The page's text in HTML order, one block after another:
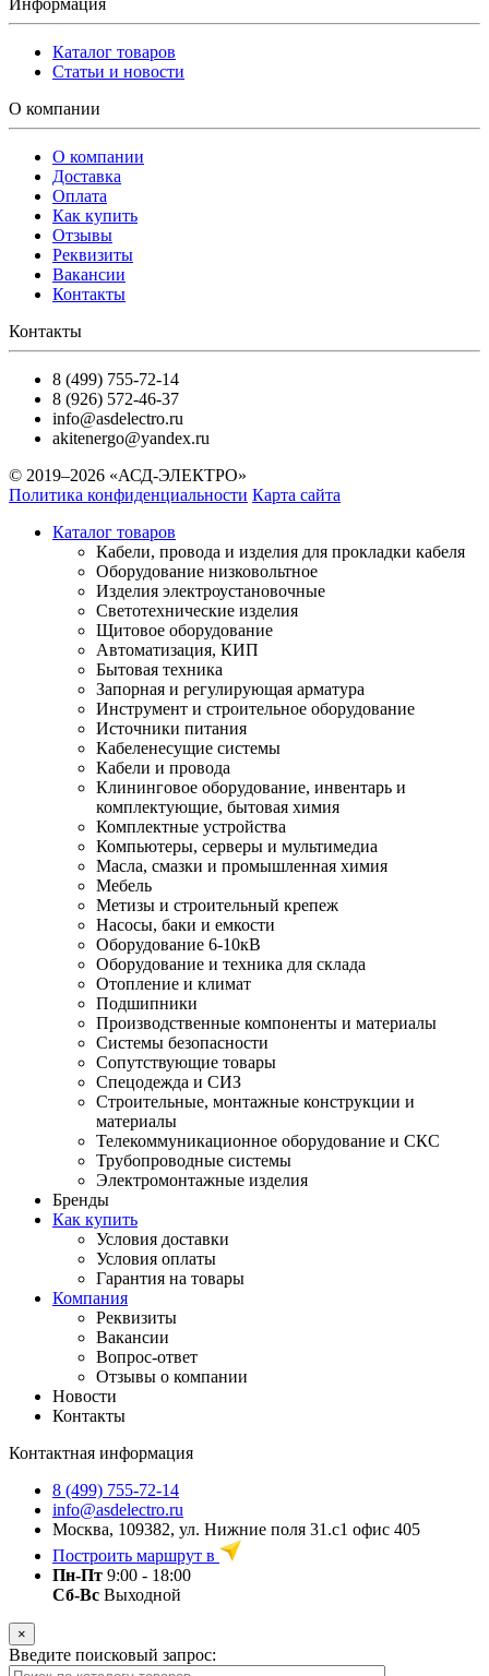
Информация
Каталог товаров
Статьи и новости
О компании
О компании
Доставка
Оплата
Как купить
Отзывы
Реквизиты
Вакансии
Контакты
Контакты
8 (499) 755-72-14
8 (926) 572-46-37
info@asdelectro.ru
akitenergo@yandex.ru
© 2019–2026 «АСД-ЭЛЕКТРО»
Политика конфиденциальности Карта сайта
Каталог товаров
Кабели, провода и изделия для прокладки кабеля
Оборудование низковольтное
Изделия электроустановочные
Светотехнические изделия
Щитовое оборудование
Автоматизация, КИП
Бытовая техника
Запорная и регулирующая арматура
Инструмент и строительное оборудование
Источники питания
Кабеленесущие системы
Кабели и провода
Клининговое оборудование, инвентарь и
комплектующие, бытовая химия
Комплектные устройства
Компьютеры, серверы и мультимедиа
Масла, смазки и промышленная химия
Мебель
Метизы и строительный крепеж
Насосы, баки и емкости
Оборудование 6-10кВ
Оборудование и техника для склада
Отопление и климат
Подшипники
Производственные компоненты и материалы
Системы безопасности
Сопутствующие товары
Спецодежда и СИЗ
Строительные, монтажные конструкции и
материалы
Телекоммуникационное оборудование и СКС
Трубопроводные системы
Электромонтажные изделия
Бренды
Как купить
Условия доставки
Условия оплаты
Гарантия на товары
Компания
Реквизиты
Вакансии
Вопрос-ответ
Отзывы о компании
Новости
Контакты
Контактная информация
8 (499) 755-72-14
info@asdelectro.ru
Москва, 109382, ул. Нижние поля 31.с1 офис 405
Построить маршрут в
Пн-Пт 9:00 - 18:00
Сб-Вс Выходной
×
Введите поисковый запрос: